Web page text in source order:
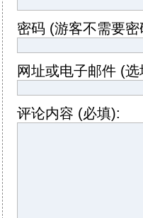
密码 (游客不需要密
网址或电子邮件 (
评论内容 (必填):